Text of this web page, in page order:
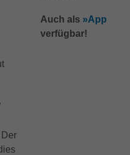
Auch als »App
verfügbar!